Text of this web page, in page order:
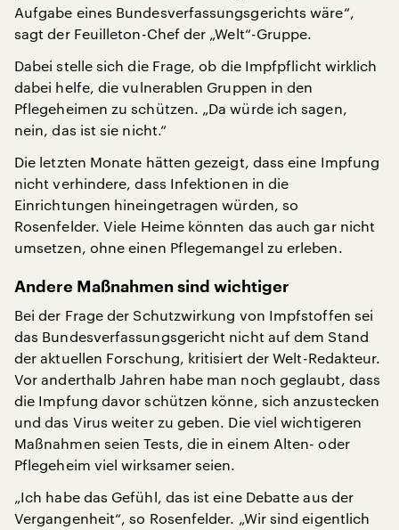
Aufgabe eines Bundesverfassungsgerichts wäre“,
sagt der Feuilleton-Chef der „Welt“-Gruppe.
Dabei stelle sich die Frage, ob die Impfpflicht wirklich
dabei helfe, die vulnerablen Gruppen in den
Pflegeheimen zu schützen. „Da würde ich sagen,
nein, das ist sie nicht.“
Die letzten Monate hätten gezeigt, dass eine Impfung
nicht verhindere, dass Infektionen in die
Einrichtungen hineingetragen würden, so
Rosenfelder. Viele Heime könnten das auch gar nicht
umsetzen, ohne einen Pflegemangel zu erleben.
Andere Maßnahmen sind wichtiger
Bei der Frage der Schutzwirkung von Impfstoffen sei
das Bundesverfassungsgericht nicht auf dem Stand
der aktuellen Forschung, kritisiert der Welt-Redakteur.
Vor anderthalb Jahren habe man noch geglaubt, dass
die Impfung davor schützen könne, sich anzustecken
und das Virus weiter zu geben. Die viel wichtigeren
Maßnahmen seien Tests, die in einem Alten- oder
Pflegeheim viel wirksamer seien.
„Ich habe das Gefühl, das ist eine Debatte aus der
Vergangenheit“, so Rosenfelder. „Wir sind eigentlich